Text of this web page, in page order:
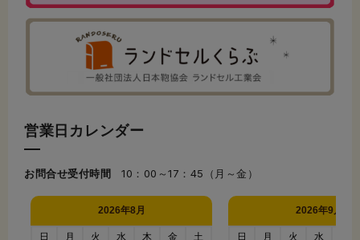
営業日カレンダー
お問合せ受付時間 10：00～17：45（月～金）